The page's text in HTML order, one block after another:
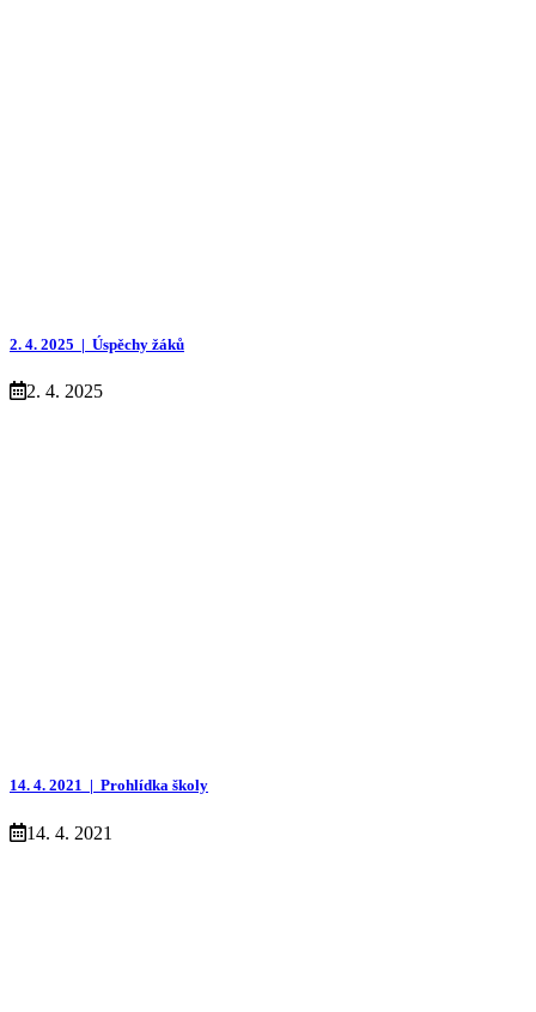
2. 4. 2025 | Úspěchy žáků
2. 4. 2025
14. 4. 2021 | Prohlídka školy
14. 4. 2021